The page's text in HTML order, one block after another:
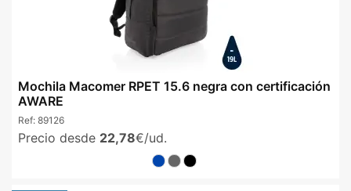
Mochila Macomer RPET 15.6 negra con certificación
AWARE
Ref: 89126
Precio desde 22,78€/ud.